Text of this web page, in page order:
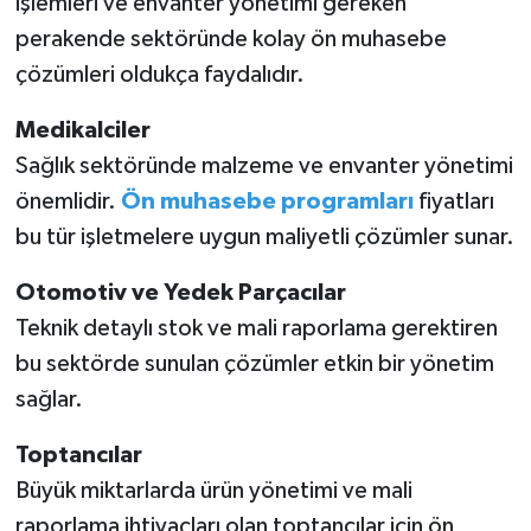
perakende sektöründe kolay ön muhasebe
çözümleri oldukça faydalıdır.
Medikalciler
Sağlık sektöründe malzeme ve envanter yönetimi
önemlidir. Ön muhasebe programlarıfiyatları
bu tür işletmelere uygun maliyetli çözümler sunar.
Otomotiv ve Yedek Parçacılar
Teknik detaylı stok ve mali raporlama gerektiren
bu sektörde sunulan çözümler etkin bir yönetim
sağlar.
Toptancılar
Büyük miktarlarda ürün yönetimi ve mali
BİLİM TEKNOLOJİ
ASAYİŞ
SEÇİM 2015
ÇEVRE
YARIŞMALAR
HABERDE İNSAN